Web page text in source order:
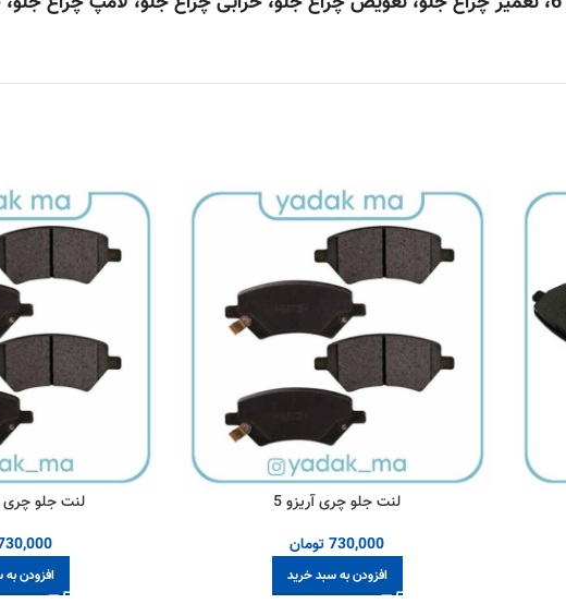
لنت جلو چری آریزو 5
730,000تومان
افزودن به سبد خرید
لنت جلو چری
افزودن